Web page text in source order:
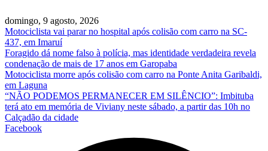
domingo, 9 agosto, 2026
Motociclista vai parar no hospital após colisão com carro na SC-
437, em Imaruí
Foragido dá nome falso à polícia, mas identidade verdadeira revela
condenação de mais de 17 anos em Garopaba
Motociclista morre após colisão com carro na Ponte Anita Garibaldi,
em Laguna
“NÃO PODEMOS PERMANECER EM SILÊNCIO”: Imbituba
terá ato em memória de Viviany neste sábado, a partir das 10h no
Calçadão da cidade
Facebook